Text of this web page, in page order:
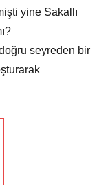
yine Sakallı
seyreden bir